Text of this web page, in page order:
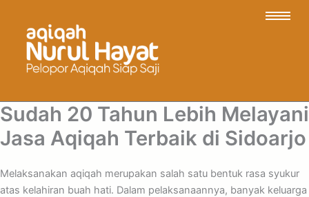
Sudah 20 Tahun Lebih Melayani
Jasa Aqiqah Terbaik di Sidoarjo
Melaksanakan aqiqah merupakan salah satu bentuk rasa syukur
atas kelahiran buah hati. Dalam pelaksanaannya, banyak keluarga